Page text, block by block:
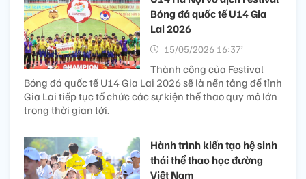
Bóng đá quốc tế U14 Gia
Lai 2026
15/05/2026 16:37’
Thành công của Festival
Bóng đá quốc tế U14 Gia Lai 2026 sẽ là nền tảng để tỉnh
Gia Lai tiếp tục tổ chức các sự kiện thể thao quy mô lớn
trong thời gian tới.
Hành trình kiến tạo hệ sinh
thái thể thao học đường
Việt Nam